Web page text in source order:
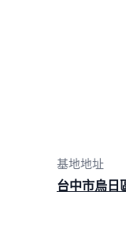
基地地址
台中市烏日